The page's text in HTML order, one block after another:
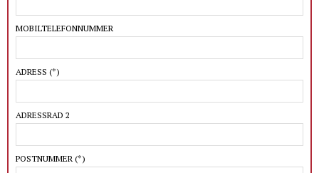
MOBILTELEFONNUMMER
ADRESS (*)
ADRESSRAD 2
POSTNUMMER (*)